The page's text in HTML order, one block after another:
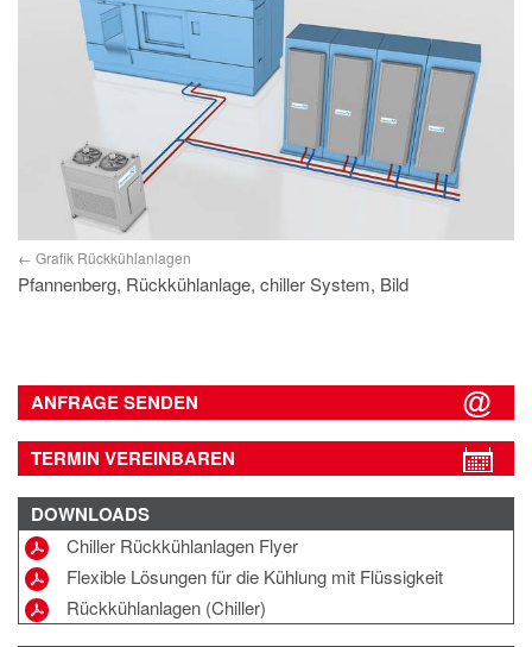
Grafik Rückkühlanlagen
Pfannenberg, Rückkühlanlage, chiller System, Bild
ANFRAGE SENDEN
TERMIN VEREINBAREN
DOWNLOADS
Chiller Rückkühlanlagen Flyer
Flexible Lösungen für die Kühlung mit Flüssigkeit
Rückkühlanlagen (Chiller)